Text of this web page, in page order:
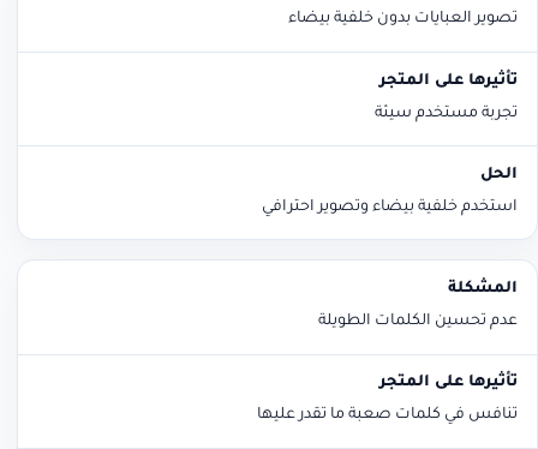
تصوير العبايات بدون خلفية بيضاء
تجربة مستخدم سيئة
استخدم خلفية بيضاء وتصوير احترافي
عدم تحسين الكلمات الطويلة
تنافس في كلمات صعبة ما تقدر عليها